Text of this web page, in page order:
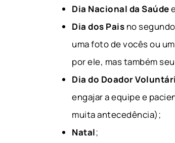
Dia Nacional da Saúde
Dia dos Pais no
uma foto de vocês ou
por ele, mas também
Dia do Doador
engajar a equipe e
muita antecedência);
Natal;